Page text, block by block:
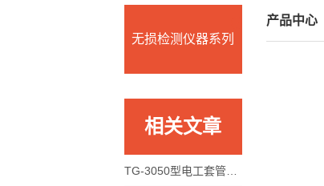
无损检测仪器系列
相关文章
TG-3050型电工套管阻燃性能测试仪的功能解读
产品中心